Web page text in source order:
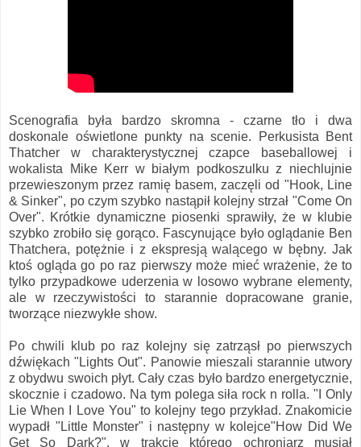
Scenografia była bardzo skromna - czarne tło i dwa
doskonale oświetlone punkty na scenie. Perkusista Bent
Thatcher w charakterystycznej czapce baseballowej i
wokalista Mike Kerr w białym podkoszulku z niechlujnie
przewieszonym przez ramię basem, zaczęli od "Hook, Line
& Sinker", po czym szybko nastąpił kolejny strzał "Come On
Over". Krótkie dynamiczne piosenki sprawiły, że w klubie
szybko zrobiło się gorąco. Fascynujące było oglądanie Ben
Thatchera, potężnie i z ekspresją walącego w bębny. Jak
ktoś ogląda go po raz pierwszy może mieć wrażenie, że to
tylko przypadkowe uderzenia w losowo wybrane elementy,
ale w rzeczywistości to starannie dopracowane granie,
tworzące niezwykłe show.
Po chwili klub po raz kolejny się zatrząsł po pierwszych
dźwiękach "Lights Out". Panowie mieszali starannie utwory
z obydwu swoich płyt. Cały czas było bardzo energetycznie,
skocznie i czadowo. Na tym polega siła rock n rolla. "I Only
Lie When I Love You" to kolejny tego przykład. Znakomicie
wypadł "Little Monster" i następny w kolejce"How Did We
Get So Dark?", w trakcie którego ochroniarz musiał